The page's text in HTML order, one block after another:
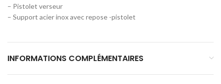
– Pistolet verseur
– Support acier inox avec repose -pistolet
INFORMATIONS COMPLÉMENTAIRES